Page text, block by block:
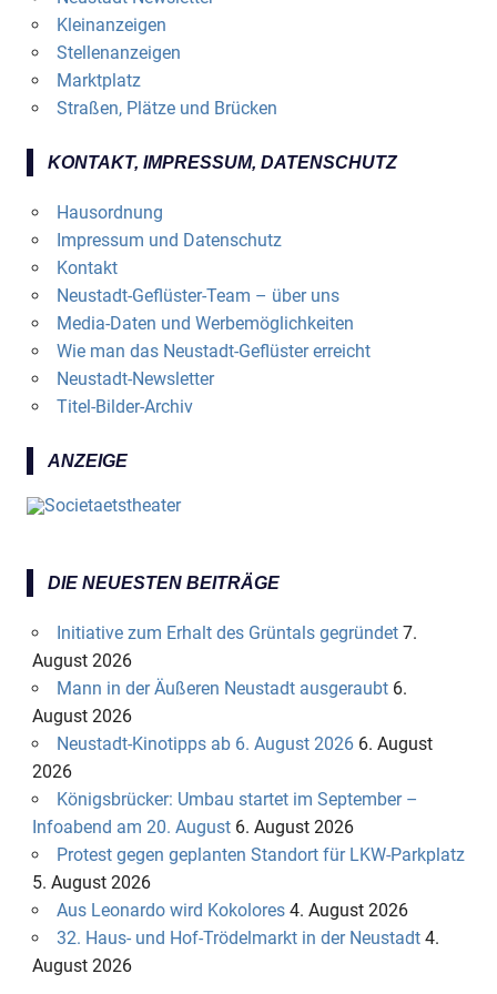
Kleinanzeigen
Stellenanzeigen
Marktplatz
Straßen, Plätze und Brücken
KONTAKT, IMPRESSUM, DATENSCHUTZ
Hausordnung
Impressum und Datenschutz
Kontakt
Neustadt-Geflüster-Team – über uns
Media-Daten und Werbemöglichkeiten
Wie man das Neustadt-Geflüster erreicht
Neustadt-Newsletter
Titel-Bilder-Archiv
ANZEIGE
DIE NEUESTEN BEITRÄGE
Initiative zum Erhalt des Grüntals gegründet 7.
August 2026
Mann in der Äußeren Neustadt ausgeraubt 6.
August 2026
Neustadt-Kinotipps ab 6. August 2026 6. August
2026
Königsbrücker: Umbau startet im September –
Infoabend am 20. August 6. August 2026
Protest gegen geplanten Standort für LKW-Parkplatz
5. August 2026
Aus Leonardo wird Kokolores 4. August 2026
32. Haus- und Hof-Trödelmarkt in der Neustadt 4.
August 2026